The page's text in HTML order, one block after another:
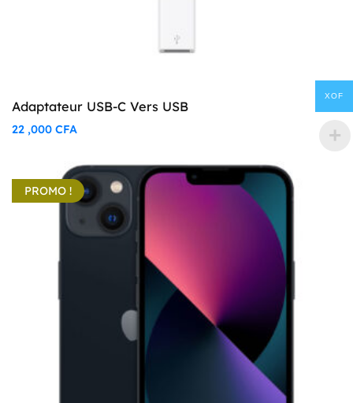
Adaptateur USB-C Vers USB
22 ,000 CFA
PROMO !
XOF